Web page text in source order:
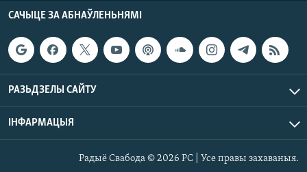
САЧЫЦЕ ЗА АБНАЎЛЕНЬНЯМІ
РАЗЬДЗЕЛЫ САЙТУ
ІНФАРМАЦЫЯ
Радыё Свабода © 2026 РС | Усе правы захаваныя.